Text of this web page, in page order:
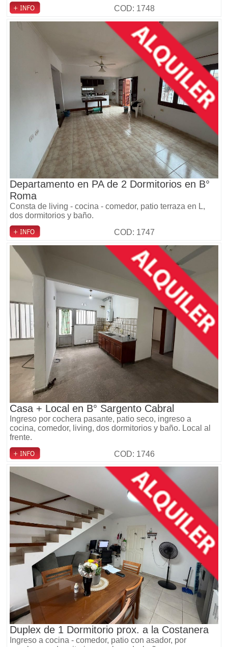
COD: 1748
Departamento en PA de 2 Dormitorios en B°
Roma
Consta de living - cocina - comedor, patio terraza en L,
dos dormitorios y baño.
COD: 1747
Casa + Local en B° Sargento Cabral
Ingreso por cochera pasante, patio seco, ingreso a
cocina, comedor, living, dos dormitorios y baño. Local al
frente.
COD: 1746
Duplex de 1 Dormitorio prox. a la Costanera
Ingreso a cocina - comedor, patio con asador, por